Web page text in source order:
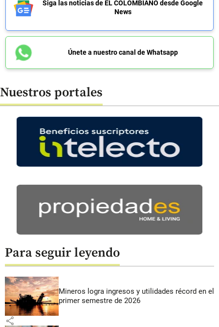
Siga las noticias de EL COLOMBIANO desde Google
News
Únete a nuestro canal de Whatsapp
Nuestros portales
Para seguir leyendo
Mineros logra ingresos y utilidades récord en el
primer semestre de 2026
share